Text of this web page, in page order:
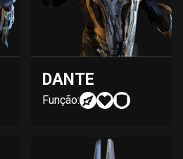
DANTE
Função: